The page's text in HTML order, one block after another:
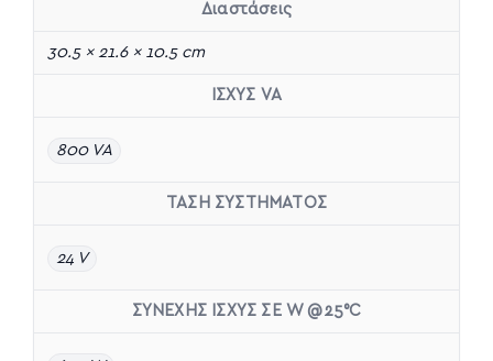
Διαστάσεις
30.5 × 21.6 × 10.5 cm
ΙΣΧΥΣ VA
800 VA
ΤΑΣΗ ΣΥΣΤΗΜΑΤΟΣ
24 V
ΣΥΝΕΧΗΣ ΙΣΧΥΣ ΣΕ W @25°C